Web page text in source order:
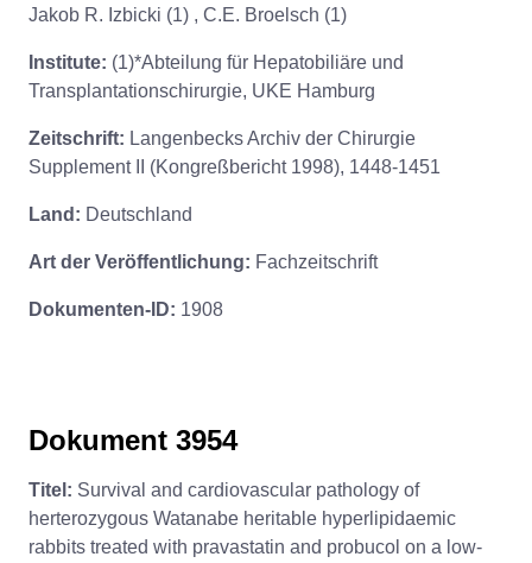
Jakob R. Izbicki (1) , C.E. Broelsch (1)
Institute: (1)*Abteilung für Hepatobiliäre und
Transplantationschirurgie, UKE Hamburg
Zeitschrift: Langenbecks Archiv der Chirurgie
Supplement II (Kongreßbericht 1998), 1448-1451
Land: Deutschland
Art der Veröffentlichung: Fachzeitschrift
Dokumenten-ID: 1908
Dokument 3954
Titel: Survival and cardiovascular pathology of
herterozygous Watanabe heritable hyperlipidaemic
rabbits treated with pravastatin and probucol on a low-